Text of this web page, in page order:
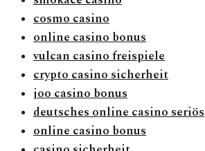
cosmo casino
online casino bonus
vulcan casino freispiele
crypto casino sicherheit
joo casino bonus
deutsches online casino seriös
online casino bonus